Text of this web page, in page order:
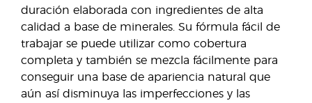
duración elaborada con ingredientes de alta
calidad a base de minerales. Su fórmula fácil de
trabajar se puede utilizar como cobertura
completa y también se mezcla fácilmente para
conseguir una base de apariencia natural que
aún así disminuya las imperfecciones y las